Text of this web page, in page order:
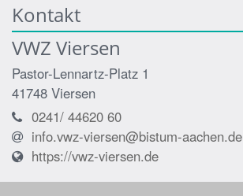
Kontakt
VWZ Viersen
Pastor-Lennartz-Platz 1
41748 Viersen
0241/ 44620 60
info.vwz-viersen@bistum-aachen.de
https://vwz-viersen.de